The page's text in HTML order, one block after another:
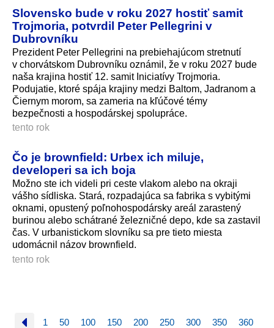
Slovensko bude v roku 2027 hostiť samit
Trojmoria, potvrdil Peter Pellegrini v
Dubrovníku
Prezident Peter Pellegrini na prebiehajúcom stretnutí
v chorvátskom Dubrovníku oznámil, že v roku 2027 bude
naša krajina hostiť 12. samit Iniciatívy Trojmoria.
Podujatie, ktoré spája krajiny medzi Baltom, Jadranom a
Čiernym morom, sa zameria na kľúčové témy
bezpečnosti a hospodárskej spolupráce.
tento rok
Čo je brownfield: Urbex ich miluje,
developeri sa ich boja
Možno ste ich videli pri ceste vlakom alebo na okraji
vášho sídliska. Stará, rozpadajúca sa fabrika s vybitými
oknami, opustený poľnohospodársky areál zarastený
burinou alebo schátrané železničné depo, kde sa zastavil
čas. V urbanistickom slovníku sa pre tieto miesta
udomácnil názov brownfield.
tento rok
1 50 100 150 200 250 300 350 360